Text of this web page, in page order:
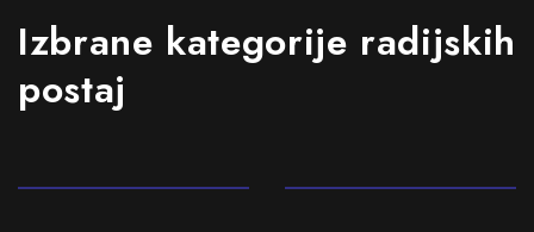
Izbrane kategorije radijskih
postaj